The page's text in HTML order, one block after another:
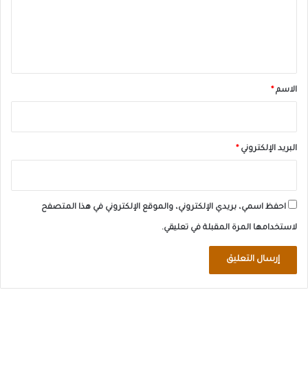
*الاسم*
البريد الإلكتروني*
احفظ اسمي، بريدي الإلكتروني، والموقع الإلكتروني في هذا المتصفح
لاستخدامها المرة المقبلة في تعليقي.